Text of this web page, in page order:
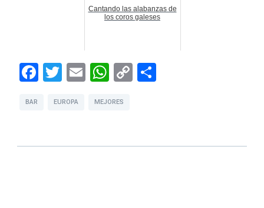
Cantando las alabanzas de
los coros galeses
Facebook
Twitter
EmailWhatsApp
Copy
BAR EUROPA MEJORES